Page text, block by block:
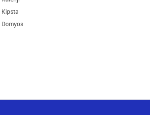
Kipsta
Domyos